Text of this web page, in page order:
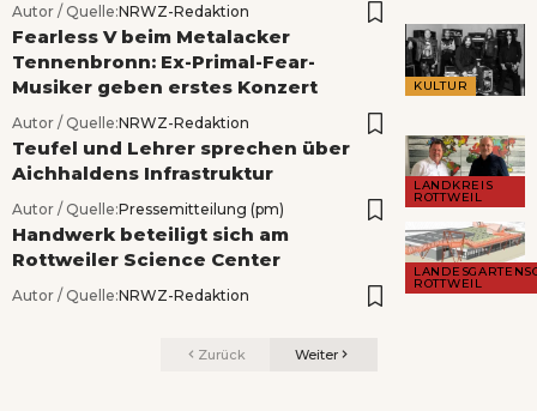
Autor / Quelle:NRWZ-Redaktion
KULTUR
Fearless V beim Metalacker
Tennenbronn: Ex-Primal-Fear-
Musiker geben erstes Konzert
Autor / Quelle:NRWZ-Redaktion
LANDKREIS
ROTTWEIL
Teufel und Lehrer sprechen über
Aichhaldens Infrastruktur
Autor / Quelle:Pressemitteilung (pm)
ROTTWEIL
Handwerk beteiligt sich am
Rottweiler Science Center
Autor / Quelle:NRWZ-Redaktion
Zurück Weiter